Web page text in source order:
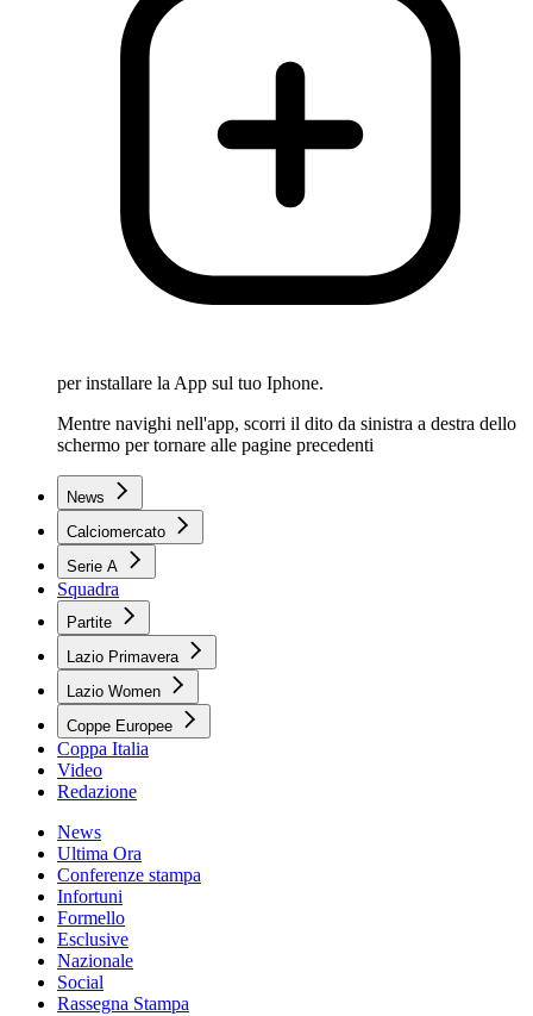
per installare la App sul tuo Iphone.
Mentre navighi nell'app, scorri il dito da sinistra a destra dello
schermo per tornare alle pagine precedenti
News
Calciomercato
Serie A
Squadra
Partite
Lazio Primavera
Lazio Women
Coppe Europee
Coppa Italia
Video
Redazione
News
Ultima Ora
Conferenze stampa
Infortuni
Formello
Esclusive
Nazionale
Social
Rassegna Stampa